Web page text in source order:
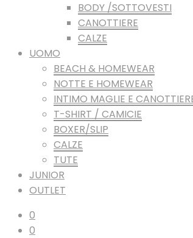
BODY /SOTTOVESTI
CANOTTIERE
CALZE
UOMO
BEACH & HOMEWEAR
NOTTE E HOMEWEAR
INTIMO MAGLIE E
T-SHIRT / CAMICIE
BOXER/SLIP
CALZE
TUTE
JUNIOR
OUTLET
0
0